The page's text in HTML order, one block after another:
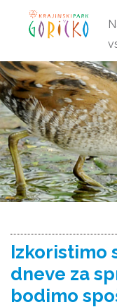
Izkoristimo
dneve za
bodimo